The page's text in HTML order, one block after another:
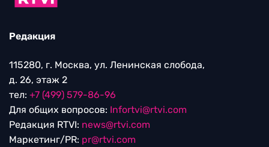
Редакция
115280, г. Москва, ул. Ленинская слобода,
д. 26, этаж 2
тел: +7 (499) 579-86-96
Для общих вопросов: Infortvi@rtvi.com
Редакция RTVI: news@rtvi.com
Маркетинг/PR: pr@rtvi.com